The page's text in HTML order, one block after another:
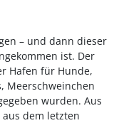
– und dann dieser
ist. Der
Hafen für Hunde,
Meerschweinchen
wurden. Aus
dem letzten